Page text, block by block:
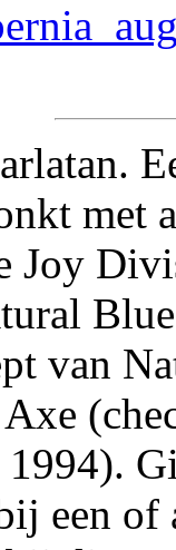
met
Joy
van
een